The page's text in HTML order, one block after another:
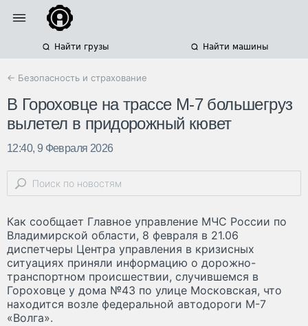
Найти грузы Найти машины
← Безопасность и страхование
В Гороховце на трассе М-7 большегруз
вылетел в придорожный кювет
12:40, 9 Февраля 2026
Как сообщает Главное управление МЧС России по
Владимирской области, 8 февраля в 21.06
диспетчеры Центра управления в кризисных
ситуациях приняли информацию о дорожно-
транспортном происшествии, случившемся в
Гороховце у дома №43 по улице Московская, что
находится возле федеральной автодороги М-7
«Волга».